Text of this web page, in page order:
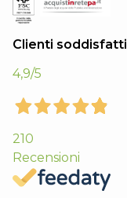
Clienti soddisfatti
4,9/5
210
Recensioni